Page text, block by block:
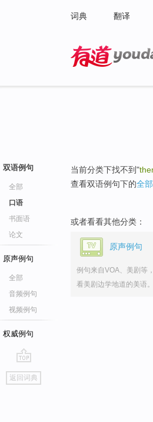
词典 翻译
双语例句
全部
口语
书面语
论文
原声例句
全部
音频例句
视频例句
权威例句
go
top
返回词典
当前分类下找不到"
查看双语例句下的全
或者看看其他分类：
原声例句
例句来自VOA、美剧等
看美剧边学地道的美语。